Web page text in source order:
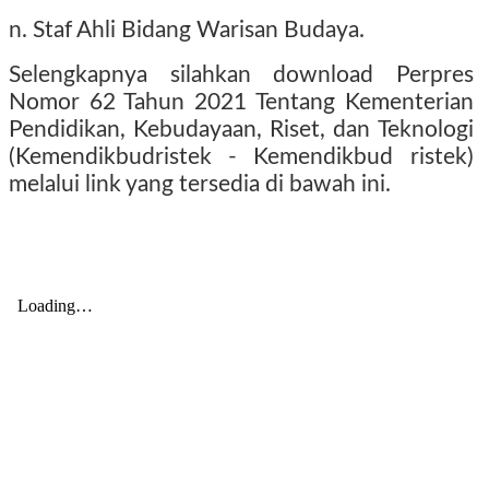
n. Staf Ahli Bidang Warisan Budaya.
Selengkapnya silahkan download Perpres
Nomor 62 Tahun 2021 Tentang Kementerian
Pendidikan, Kebudayaan, Riset, dan Teknologi
(Kemendikbudristek - Kemendikbud ristek)
melalui link yang tersedia di bawah ini.